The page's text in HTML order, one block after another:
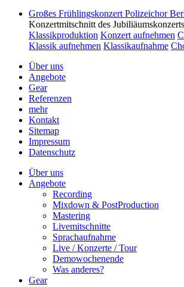
Großes Frühlingskonzert Polizeichor
Konzertmitschnitt des
Klassikproduktion Konzert aufnehmen
Klassik aufnehmen Klassikaufnahme
Über uns
Angebote
Gear
Referenzen
mehr
Kontakt
Sitemap
Impressum
Datenschutz
Über uns
Angebote
Recording
Mixdown & PostProduction
Mastering
Livemitschnitte
Sprachaufnahme
Live / Konzerte / Tour
Demowochenende
Was anderes?
Gear